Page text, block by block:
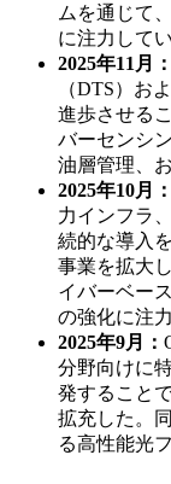
ムを通じて
に注力してい
2025年11月：
（DTS）お
進歩させる
バーセンシ
油層管理、
2025年10月：
力インフラ
続的な導入
事業を拡大
イバーベー
の強化に注
2025年9月：
分野向けに
発すること
拡充した。
る高性能光